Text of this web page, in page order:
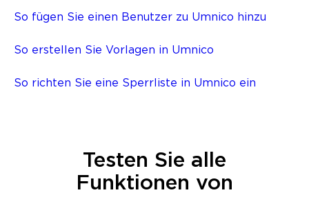
So fügen Sie einen Benutzer zu Umnico hinzu
So erstellen Sie Vorlagen in Umnico
So richten Sie eine Sperrliste in Umnico ein
Testen Sie alle
Funktionen von